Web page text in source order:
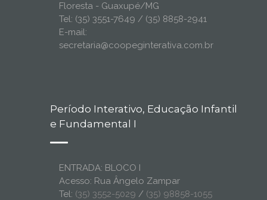
Floresta - Guaxupé/MG
Tel: (35) 3551-7649 / (35) 8858-2941
E-mail:
secretaria@coopeginterativa.com.br
Período Interativo, Educação Infantil
e Fundamental I
ENTRADA: BLOCO I
Acesso: Rua Ângelo Zampar
Tel: (35) 3552-5029 / (35) 98858-1055